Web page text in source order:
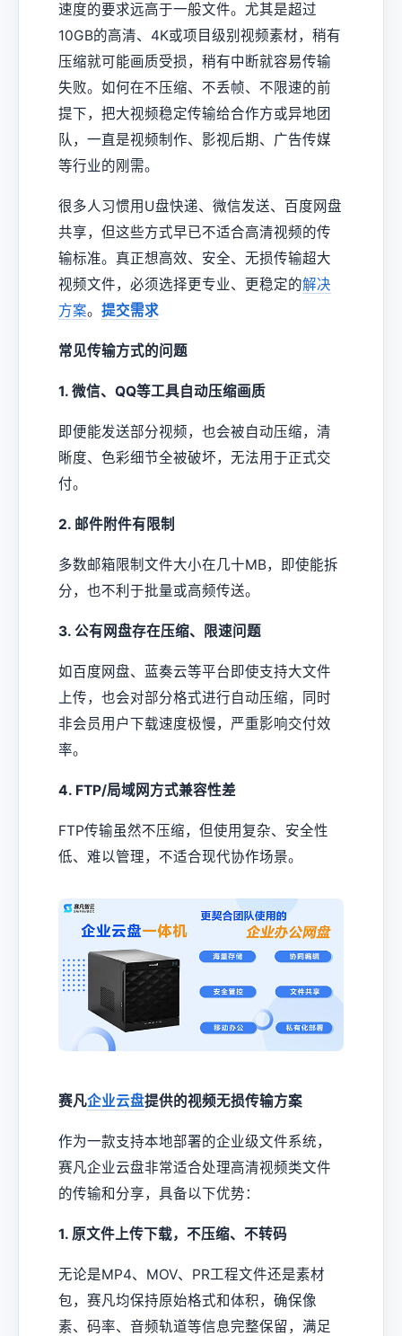
速度的要求远高于一般文件。尤其是超过
10GB的高清、4K或项目级别视频素材，稍有
压缩就可能画质受损，稍有中断就容易传输
失败。如何在不压缩、不丢帧、不限速的前
提下，把大视频稳定传输给合作方或异地团
队，一直是视频制作、影视后期、广告传媒
等行业的刚需。
很多人习惯用U盘快递、微信发送、百度网盘
共享，但这些方式早已不适合高清视频的传
输标准。真正想高效、安全、无损传输超大
视频文件，必须选择更专业、更稳定的解决
方案。 提交需求
常见传输方式的问题
1. 微信、QQ等工具自动压缩画质
即便能发送部分视频，也会被自动压缩，清
晰度、色彩细节全被破坏，无法用于正式交
付。
2. 邮件附件有限制
多数邮箱限制文件大小在几十MB，即使能拆
分，也不利于批量或高频传送。
3. 公有网盘存在压缩、限速问题
如百度网盘、蓝奏云等平台即使支持大文件
上传，也会对部分格式进行自动压缩，同时
非会员用户下载速度极慢，严重影响交付效
率。
4. FTP/局域网方式兼容性差
FTP传输虽然不压缩，但使用复杂、安全性
低、难以管理，不适合现代协作场景。
赛凡企业云盘提供的视频无损传输方案
作为一款支持本地部署的企业级文件系统，
赛凡企业云盘非常适合处理高清视频类文件
的传输和分享，具备以下优势：
1. 原文件上传下载，不压缩、不转码
无论是MP4、MOV、PR工程文件还是素材
包，赛凡均保持原始格式和体积，确保像
素、码率、音频轨道等信息完整保留，满足